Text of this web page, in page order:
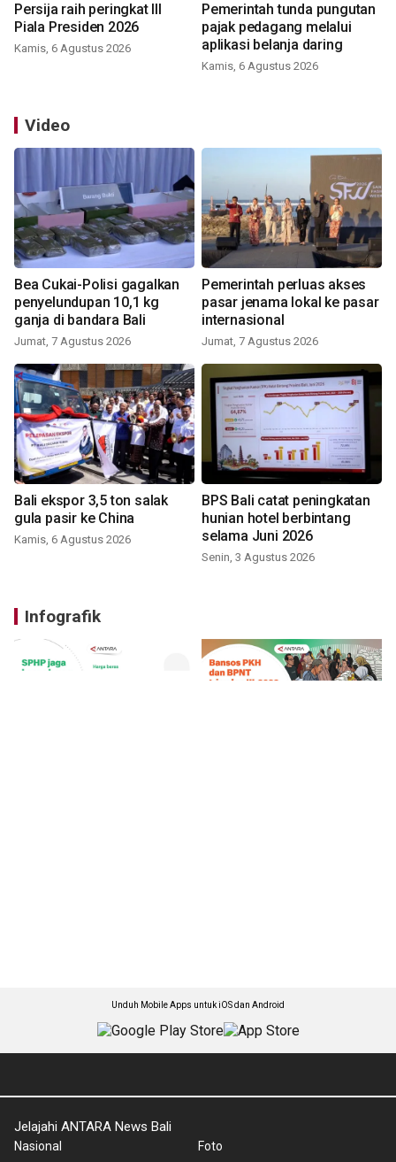
Persija raih peringkat III
Piala Presiden 2026
Kamis, 6 Agustus 2026
Pemerintah tunda pungutan
pajak pedagang melalui
aplikasi belanja daring
Kamis, 6 Agustus 2026
Video
Bea Cukai-Polisi gagalkan
penyelundupan 10,1 kg
ganja di bandara Bali
Jumat, 7 Agustus 2026
Pemerintah perluas akses
pasar jenama lokal ke pasar
internasional
Jumat, 7 Agustus 2026
Bali ekspor 3,5 ton salak
gula pasir ke China
Kamis, 6 Agustus 2026
BPS Bali catat peningkatan
hunian hotel berbintang
selama Juni 2026
Senin, 3 Agustus 2026
Infografik
Unduh Mobile Apps untuk iOS dan Android
Jelajahi ANTARA News Bali
Nasional Foto